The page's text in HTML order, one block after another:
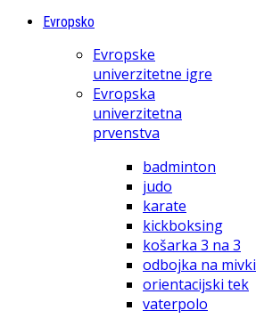
Evropsko
Evropske
univerzitetne igre
Evropska
univerzitetna
prvenstva
badminton
judo
karate
kickboksing
košarka 3 na 3
odbojka na mivki
orientacijski tek
vaterpolo